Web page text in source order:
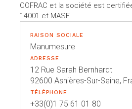
COFRAC et la société est
14001 et MASE.
RAISON SOCIALE
Manumesure
ADRESSE
12 Rue Sarah Bernhardt
92600 Asnières-Sur-Seine,
TÉLÉPHONE
+33(0)1 75 61 01 80